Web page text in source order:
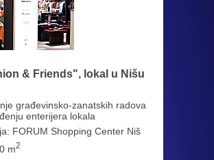
& Friends", lokal u Nišu
građevinsko-zanatskih radova
enterijera lokala
FORUM Shopping Center Niš
m2